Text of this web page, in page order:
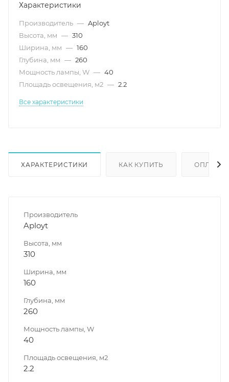
Характеристики
Производитель — Aployt
Высота, мм — 310
Ширина, мм — 160
Глубина, мм — 260
Мощность лампы, W — 40
Площадь освещения, м2 — 2.2
Все характеристики
ХАРАКТЕРИСТИКИ КАК КУПИТЬ ОПЛАТА
Производитель
Aployt
Высота, мм
310
Ширина, мм
160
Глубина, мм
260
Мощность лампы, W
40
Площадь освещения, м2
2.2